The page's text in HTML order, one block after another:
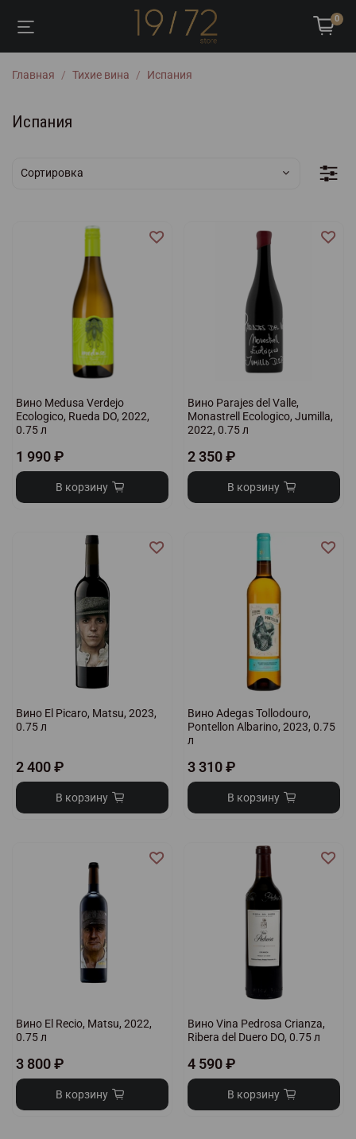
0
Главная Тихие вина Испания
Испания
Вино Medusa Verdejo
Ecologico, Rueda DO, 2022,
0.75 л
1 990 ₽
В корзину
Вино Parajes del Valle,
Monastrell Ecologico, Jumilla,
2022, 0.75 л
2 350 ₽
В корзину
Вино El Picaro, Matsu, 2023,
0.75 л
2 400 ₽
В корзину
Вино Adegas Tollodouro,
Pontellon Albarino, 2023, 0.75
л
3 310 ₽
В корзину
Вино El Recio, Matsu, 2022,
0.75 л
3 800 ₽
В корзину
Вино Vina Pedrosa Crianza,
Ribera del Duero DO, 0.75 л
4 590 ₽
В корзину